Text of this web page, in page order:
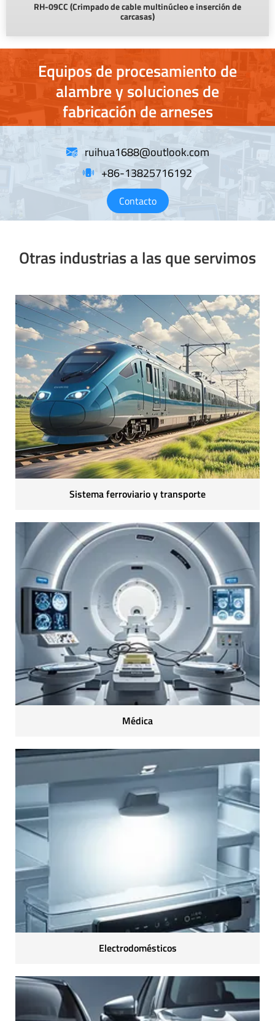
RH-09CC (Crimpado de cable multinúcleo e inserción de
carcasas)
Equipos de procesamiento de
alambre y soluciones de
fabricación de arneses
ruihua1688@outlook.com
+86-13825716192
Contacto
Otras industrias a las que servimos
Sistema ferroviario y transporte
Médica
Electrodomésticos